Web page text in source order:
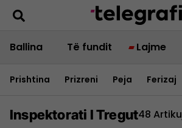
Ballina Të fundit Lajme
Prishtina Prizreni Peja Ferizaj
Inspektorati I Tregut48